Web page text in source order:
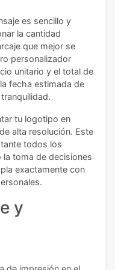
es sencillo y
la cantidad
que mejor se
personalizador
unitario y el total de
fecha estimada de
tu logotipo en
alta resolución. Este
todos los
toma de decisiones
exactamente con
y